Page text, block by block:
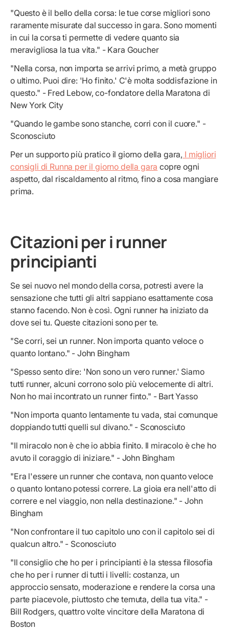
"Questo è il bello della corsa: le tue corse migliori sono
raramente misurate dal successo in gara. Sono momenti
in cui la corsa ti permette di vedere quanto sia
meravigliosa la tua vita." - Kara Goucher
"Nella corsa, non importa se arrivi primo, a metà gruppo
o ultimo. Puoi dire: 'Ho finito.' C'è molta soddisfazione in
questo." - Fred Lebow, co-fondatore della Maratona di
New York City
"Quando le gambe sono stanche, corri con il cuore." -
Sconosciuto
Per un supporto più pratico il giorno della gara, I migliori
consigli di Runna per il giorno della gara copre ogni
aspetto, dal riscaldamento al ritmo, fino a cosa mangiare
prima.
Citazioni per i runner
principianti
Se sei nuovo nel mondo della corsa, potresti avere la
sensazione che tutti gli altri sappiano esattamente cosa
stanno facendo. Non è così. Ogni runner ha iniziato da
dove sei tu. Queste citazioni sono per te.
"Se corri, sei un runner. Non importa quanto veloce o
quanto lontano." - John Bingham
"Spesso sento dire: 'Non sono un vero runner.' Siamo
tutti runner, alcuni corrono solo più velocemente di altri.
Non ho mai incontrato un runner finto." - Bart Yasso
"Non importa quanto lentamente tu vada, stai comunque
doppiando tutti quelli sul divano." - Sconosciuto
"Il miracolo non è che io abbia finito. Il miracolo è che ho
avuto il coraggio di iniziare." - John Bingham
"Era l'essere un runner che contava, non quanto veloce
o quanto lontano potessi correre. La gioia era nell'atto di
correre e nel viaggio, non nella destinazione." - John
Bingham
"Non confrontare il tuo capitolo uno con il capitolo sei di
qualcun altro." - Sconosciuto
"Il consiglio che ho per i principianti è la stessa filosofia
che ho per i runner di tutti i livelli: costanza, un
approccio sensato, moderazione e rendere la corsa una
parte piacevole, piuttosto che temuta, della tua vita." -
Bill Rodgers, quattro volte vincitore della Maratona di
Boston